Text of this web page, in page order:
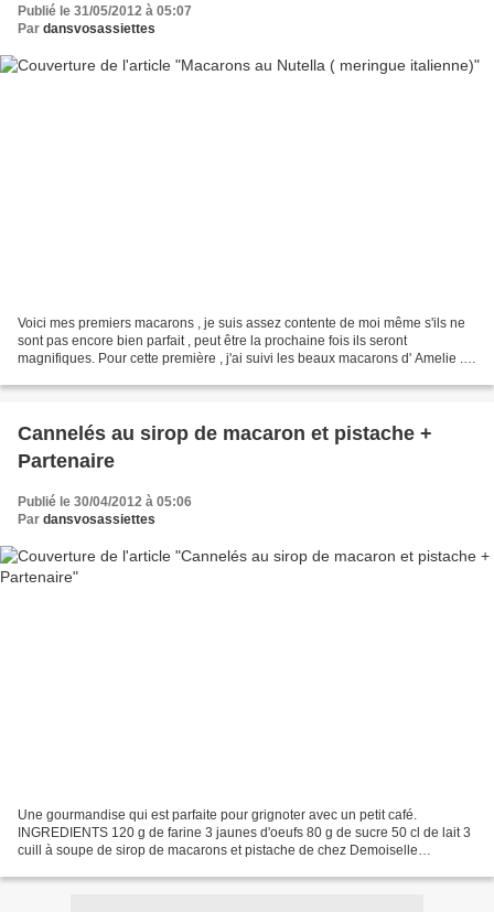
Publié le 31/05/2012 à 05:07
Par dansvosassiettes
Voici mes premiers macarons , je suis assez contente de moi même s'ils ne
sont pas encore bien parfait , peut être la prochaine fois ils seront
magnifiques. Pour cette première , j'ai suivi les beaux macarons d' Amelie .
Cannelés au sirop de macaron et pistache +
Partenaire
Publié le 30/04/2012 à 05:06
Par dansvosassiettes
Une gourmandise qui est parfaite pour grignoter avec un petit café.
INGREDIENTS 120 g de farine 3 jaunes d'oeufs 80 g de sucre 50 cl de lait 3
cuill à soupe de sirop de macarons et pistache de chez Demoiselle